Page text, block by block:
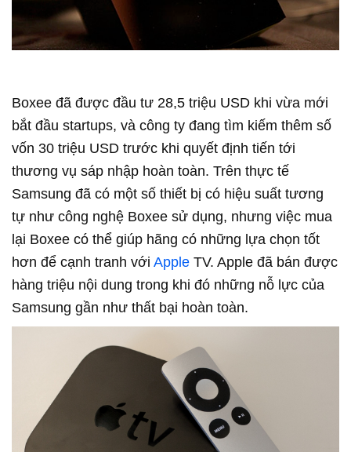
Boxee đã được đầu tư 28,5 triệu USD khi vừa mới
bắt đầu startups, và công ty đang tìm kiếm thêm số
vốn 30 triệu USD trước khi quyết định tiến tới
thương vụ sáp nhập hoàn toàn. Trên thực tế
Samsung đã có một số thiết bị có hiệu suất tương
tự như công nghệ Boxee sử dụng, nhưng việc mua
lại Boxee có thể giúp hãng có những lựa chọn tốt
hơn để cạnh tranh với Apple TV. Apple đã bán được
hàng triệu nội dung trong khi đó những nỗ lực của
Samsung gần như thất bại hoàn toàn.